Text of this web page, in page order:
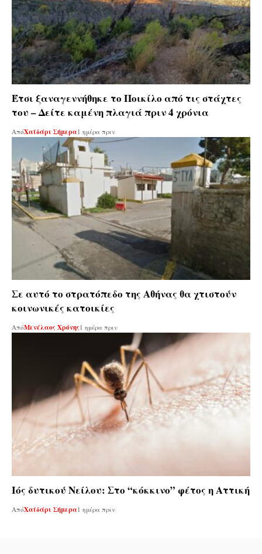
Έτσι ξαναγεννήθηκε το Ποικίλο από τις στάχτες
του – Δείτε καμένη πλαγιά πριν 4 χρόνια
ΑπόΧαϊδάρι Σήμερα 1 ημέρα πριν
Σε αυτό το στρατόπεδο της Αθήνας θα χτιστούν
κοινωνικές κατοικίες
ΑπόΜενέλαος Χρόνης1 ημέρα πριν
Ιός δυτικού Νείλου: Στο “κόκκινο” φέτος η Αττική
ΑπόΧαϊδάρι Σήμερα1 ημέρα πριν